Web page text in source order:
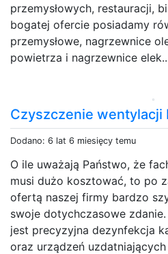
przemysłowych, restauracji,
bogatej ofercie posiadamy
przemysłowe, nagrzewnice
powietrza i nagrzewnice
Czyszczenie wentylacji
Dodano: 6 lat 6 miesięcy temu
O ile uważają Państwo, że
musi dużo kosztować, to po
ofertą naszej firmy bardzo
swoje dotychczasowe
jest precyzyjna dezynfekcja
oraz urządzeń